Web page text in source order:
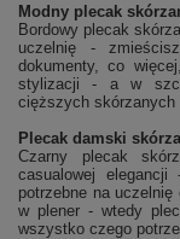
Modny plecak
Bordowy plecak
uczelnię -
dokumenty, co
stylizacji - a w
cięższych skórzanych
Plecak damski
Czarny plecak
casualowej
potrzebne na
w plener - wtedy
wszystko czego